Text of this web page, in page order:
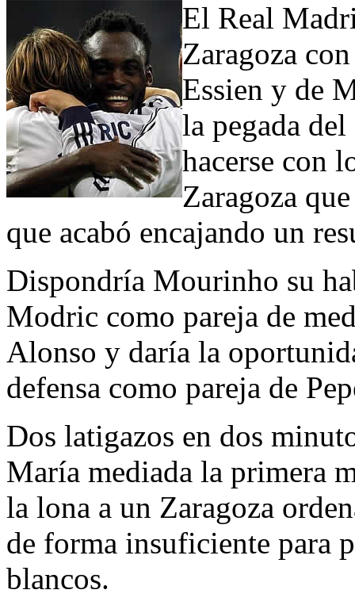
El Real
Zaragoza
Essien y de
la pegada
hacerse con
Zaragoza
que acabó encajando un
Dispondría Mourinho su
Modric como pareja de
Alonso y daría la
defensa como pareja de
Dos latigazos en dos
María mediada la primera
la lona a un Zaragoza
de forma insuficiente para
blancos.